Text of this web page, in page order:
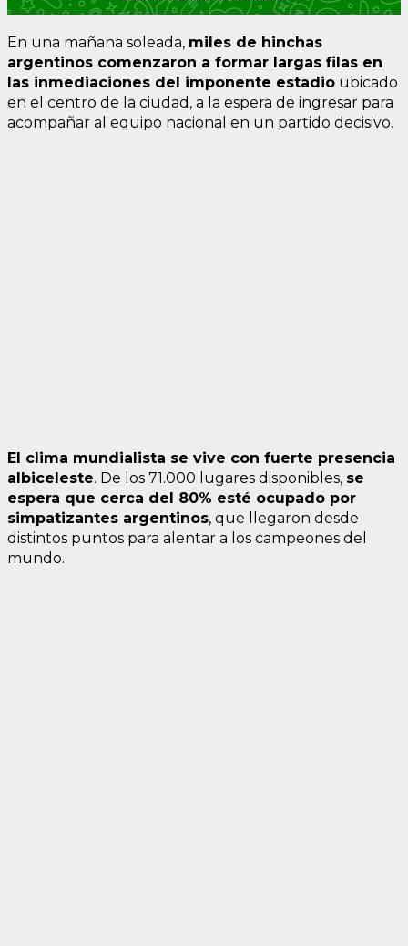
En una mañana soleada, miles de hinchas
argentinos comenzaron a formar largas filas en
las inmediaciones del imponente estadio ubicado
en el centro de la ciudad, a la espera de ingresar para
acompañar al equipo nacional en un partido decisivo.
El clima mundialista se vive con fuerte presencia
albiceleste. De los 71.000 lugares disponibles, se
espera que cerca del 80% esté ocupado por
simpatizantes argentinos, que llegaron desde
distintos puntos para alentar a los campeones del
mundo.